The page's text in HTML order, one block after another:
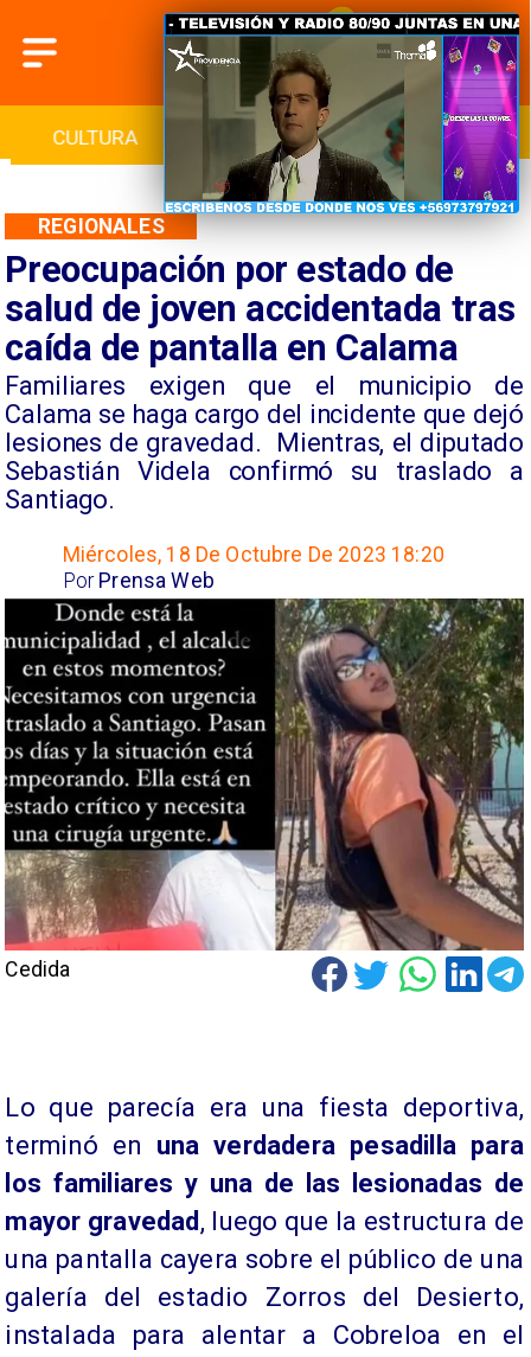
CULTURA TURISMO INICIO
Preocupación por estado de
salud de joven accidentada tras
caída de pantalla en Calama
Familiares exigen que el municipio de
Calama se haga cargo del incidente que dejó
lesiones de gravedad. Mientras, el diputado
Sebastián Videla confirmó su traslado a
Santiago.
REGIONALES
Miércoles, 18 De Octubre De 2023 18:20
Prensa Web
Por
Cedida
Lo que parecía era una fiesta deportiva,
terminó en una verdadera pesadilla para
los familiares y una de las lesionadas de
mayor gravedad , luego que la estructura de
una pantalla cayera sobre el público de una
galería del estadio Zorros del Desierto,
instalada para alentar a Cobreloa en el